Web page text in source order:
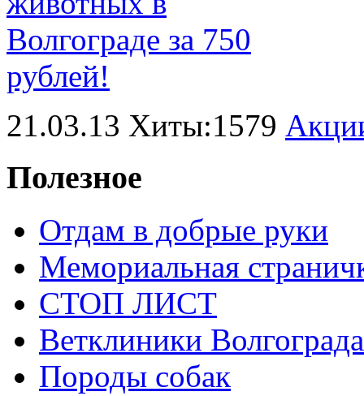
21.03.13 Хиты:1579
Полезное
Отдам в добрые руки
Мемориальная
СТОП ЛИСТ
Ветклиники Волгограда
Породы собак